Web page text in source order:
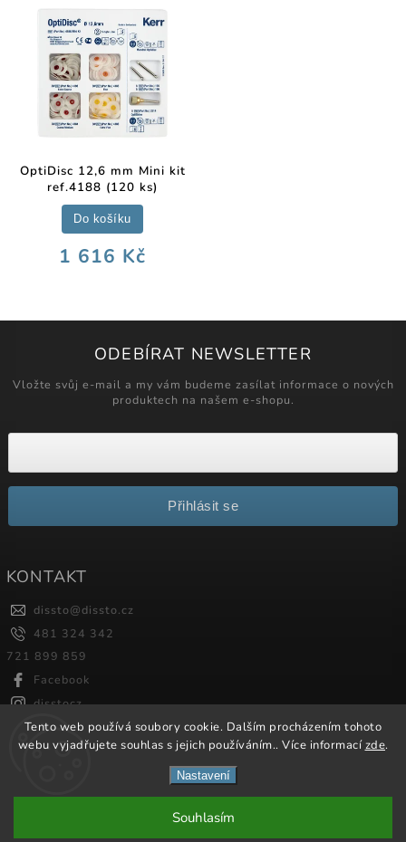
Tento web používá soubory cookie. Dalším procházením tohoto
webu vyjadřujete souhlas s jejich používáním.. Více informacízde.
Nastavení
Souhlasím
OptiDisc 12,6 mm Mini kit
ref.4188 (120 ks)
1 616 Kč
Do košíku
ODEBÍRAT NEWSLETTER
Vložte svůj e-mail a my vám budeme zasílat informace o nových
produktech na našem e-shopu.
Přihlásit se
KONTAKT
dissto@dissto.cz
481 324 342
721 899 859
Facebook
disstocz
Shoptet| Design